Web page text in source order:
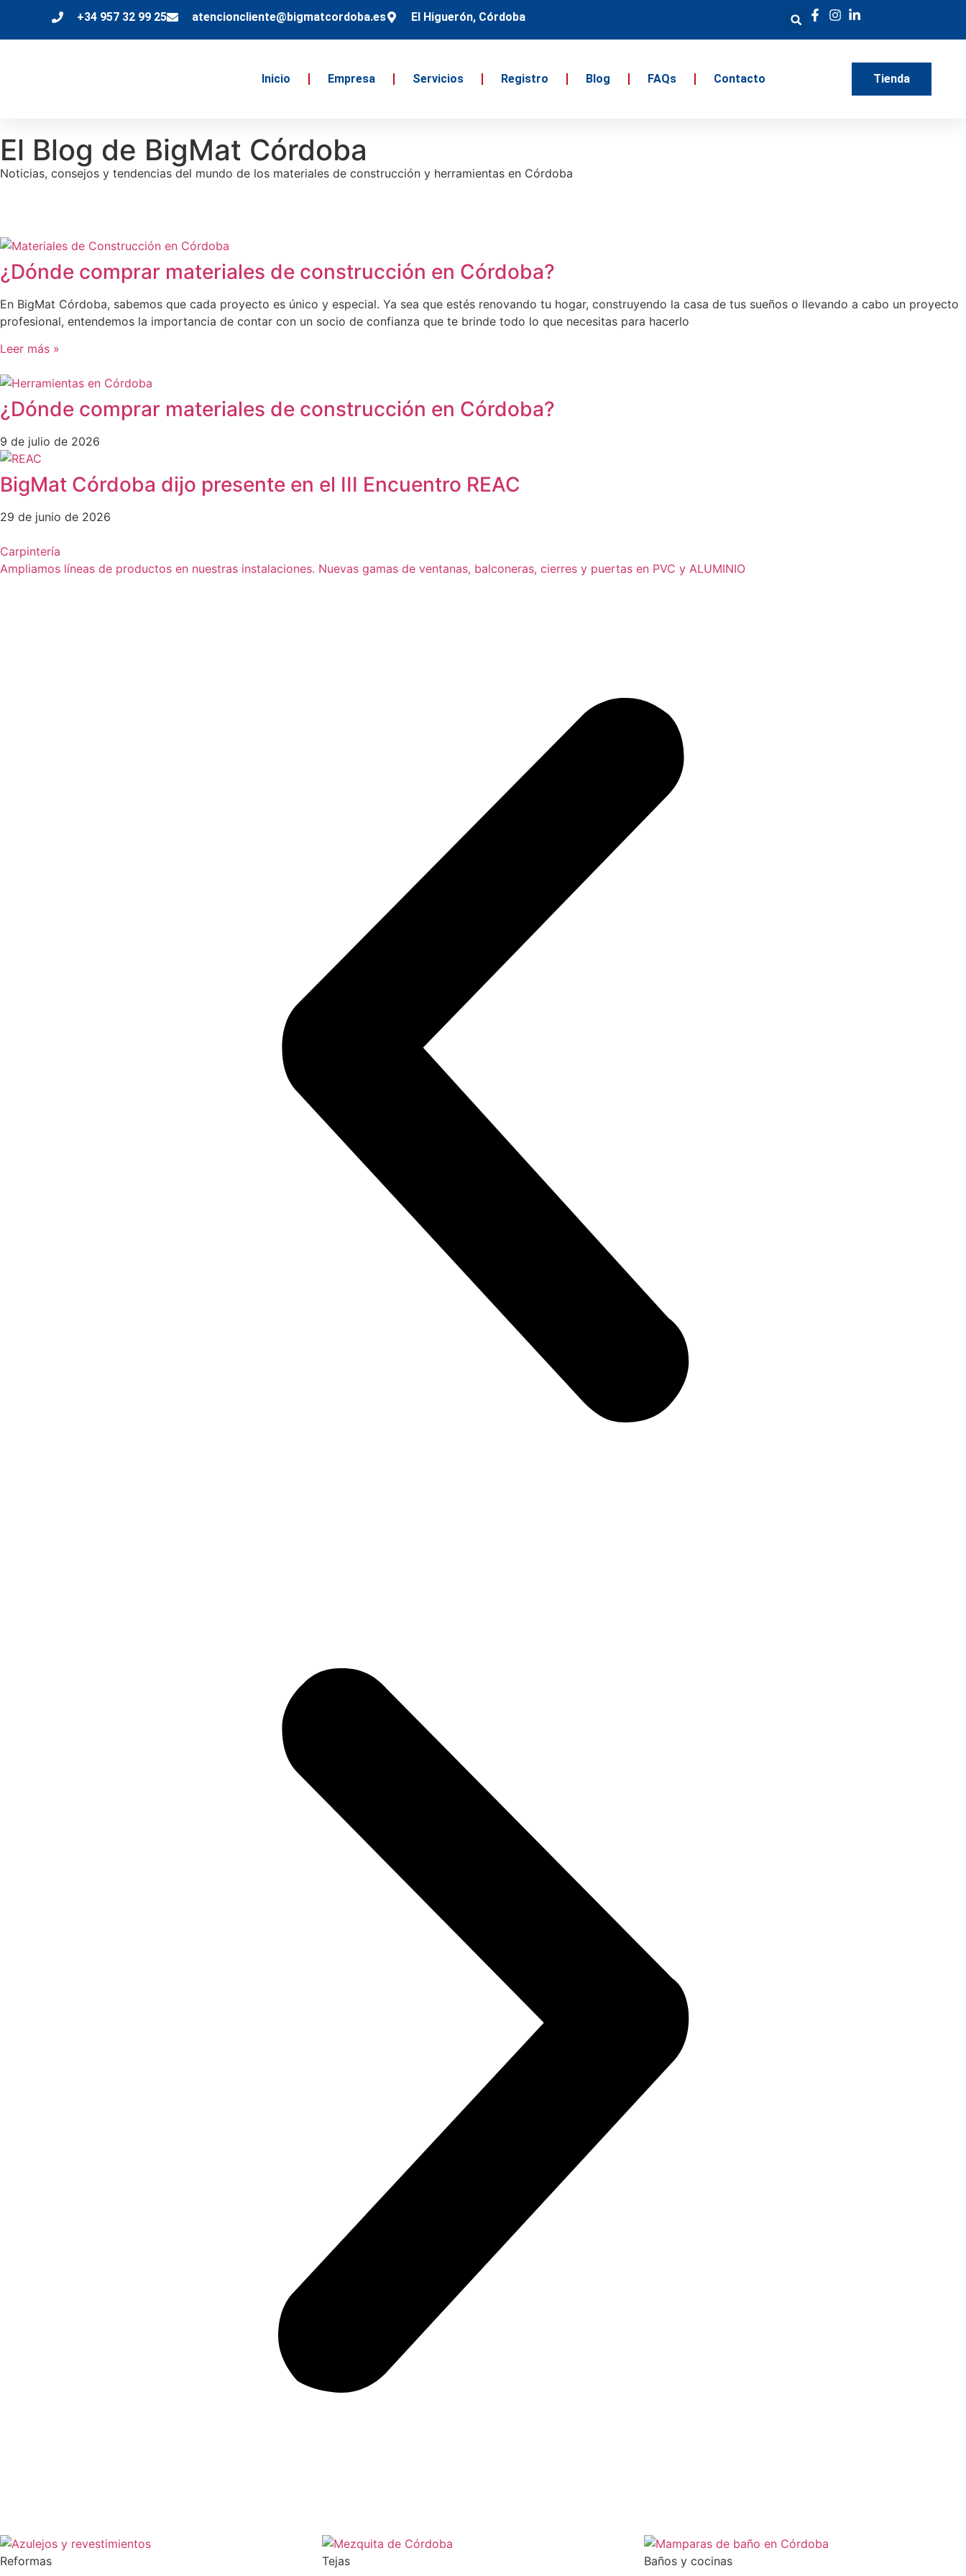
+34 957 32 99 25 atencioncliente@bigmatcordoba.es El Higuerón, Córdoba
Inicio Empresa Servicios Registro Blog FAQs Contacto Tienda
El Blog de BigMat Córdoba
Noticias, consejos y tendencias del mundo de los materiales de construcción y herramientas en Córdoba
¿Dónde comprar materiales de construcción en Córdoba?
En BigMat Córdoba, sabemos que cada proyecto es único y especial. Ya sea que estés renovando tu hogar, construyendo la casa de tus sueños o llevando a cabo un proyecto
profesional, entendemos la importancia de contar con un socio de confianza que te brinde todo lo que necesitas para hacerlo
Leer más »
¿Dónde comprar materiales de construcción en Córdoba?
9 de julio de 2026
BigMat Córdoba dijo presente en el III Encuentro REAC
29 de junio de 2026
Carpintería
Ampliamos líneas de productos en nuestras instalaciones. Nuevas gamas de ventanas, balconeras, cierres y puertas en PVC y ALUMINIO
Reformas Tejas Baños y cocinas